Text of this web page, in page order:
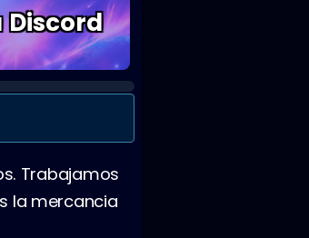
Discord
Trabajamos
la mercancia